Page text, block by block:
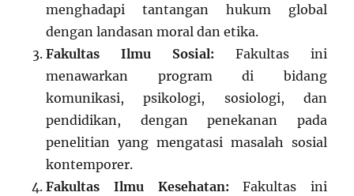
menghadapi tantangan hukum global
dengan landasan moral dan etika.
Fakultas Ilmu Sosial: Fakultas ini
menawarkan program di bidang
komunikasi, psikologi, sosiologi, dan
pendidikan, dengan penekanan pada
penelitian yang mengatasi masalah sosial
kontemporer.
Fakultas Ilmu Kesehatan: Fakultas ini